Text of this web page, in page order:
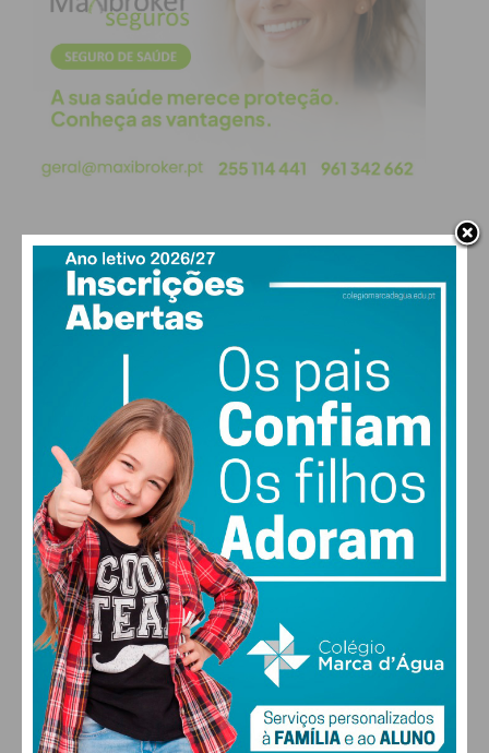
PAÇOS DE FERREIRA
30°
39% humidade
vento: 4m/s O
MAX 30 • MIN 28
30°
SEX
27
SÁB
28°
DOM
29 °
FARMACIAS DE SERVIÇO EM PAÇOS DE